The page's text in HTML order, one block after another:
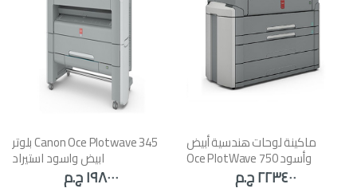
ماكينة لوحات هندسية أبيض
وأسود Oce PlotWave 750
استيراد استعمال الخارج
٢٢٣٤٠٠ ج.م
Canon Oce Plotwave 345 بلوتر
ابيض واسود استيراد
١٩٨٠٠٠ ج.م